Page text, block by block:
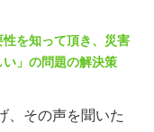
性を知って頂き、災害
」の問題の解決策
、その声を聞いた